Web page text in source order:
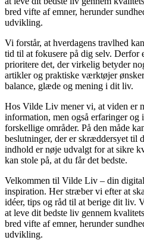
bred vifte af emner, herunder
udvikling.
Vi forstår, at hverdagens travlhed
tid til at fokusere på dig selv. Derfor
prioritere det, der virkelig betyder
artikler og praktiske værktøjer
balance, glæde og mening i dit liv.
Hos Vilde Liv mener vi, at viden er
information, men også erfaringer og
forskellige områder. På den måde
beslutninger, der er skræddersyet til
indhold er nøje udvalgt for at sikre
kan stole på, at du får det bedste.
Velkommen til Vilde Liv – din
inspiration. Her stræber vi efter at
idéer, tips og råd til at berige dit liv.
at leve dit bedste liv gennem
bred vifte af emner, herunder
udvikling.